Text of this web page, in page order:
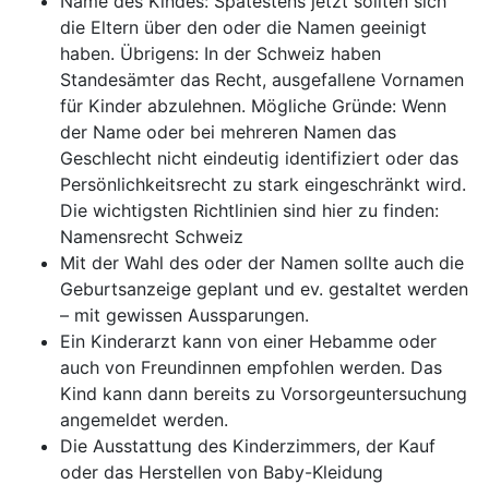
die Eltern über den oder die Namen geeinigt
haben. Übrigens: In der Schweiz haben
Standesämter das Recht, ausgefallene Vornamen
für Kinder abzulehnen. Mögliche Gründe: Wenn
der Name oder bei mehreren Namen das
Geschlecht nicht eindeutig identifiziert oder das
Persönlichkeitsrecht zu stark eingeschränkt wird.
Die wichtigsten Richtlinien sind hier zu finden:
Namensrecht Schweiz
Mit der Wahl des oder der Namen sollte auch die
Geburtsanzeige geplant und ev. gestaltet werden
– mit gewissen Aussparungen.
Ein Kinderarzt kann von einer Hebamme oder
auch von Freundinnen empfohlen werden. Das
Kind kann dann bereits zu Vorsorgeuntersuchung
angemeldet werden.
Die Ausstattung des Kinderzimmers, der Kauf
oder das Herstellen von Baby-Kleidung